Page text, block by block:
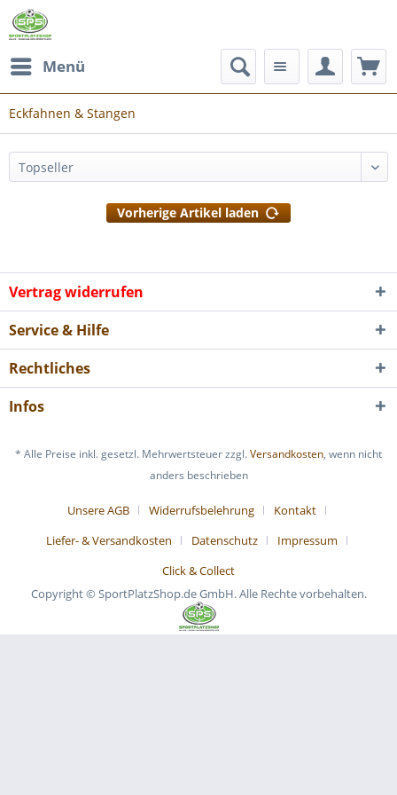
Menü
Eckfahnen & Stangen
Vorherige Artikel laden
Vertrag widerrufen
Service & Hilfe
Rechtliches
Infos
* Alle Preise inkl. gesetzl. Mehrwertsteuer zzgl.Versandkosten, wenn nicht
anders beschrieben
Unsere AGB Widerrufsbelehrung
Kontakt
Liefer- & Versandkosten
Datenschutz
Impressum
Click & Collect
Copyright © SportPlatzShop.de GmbH. Alle Rechte vorbehalten.